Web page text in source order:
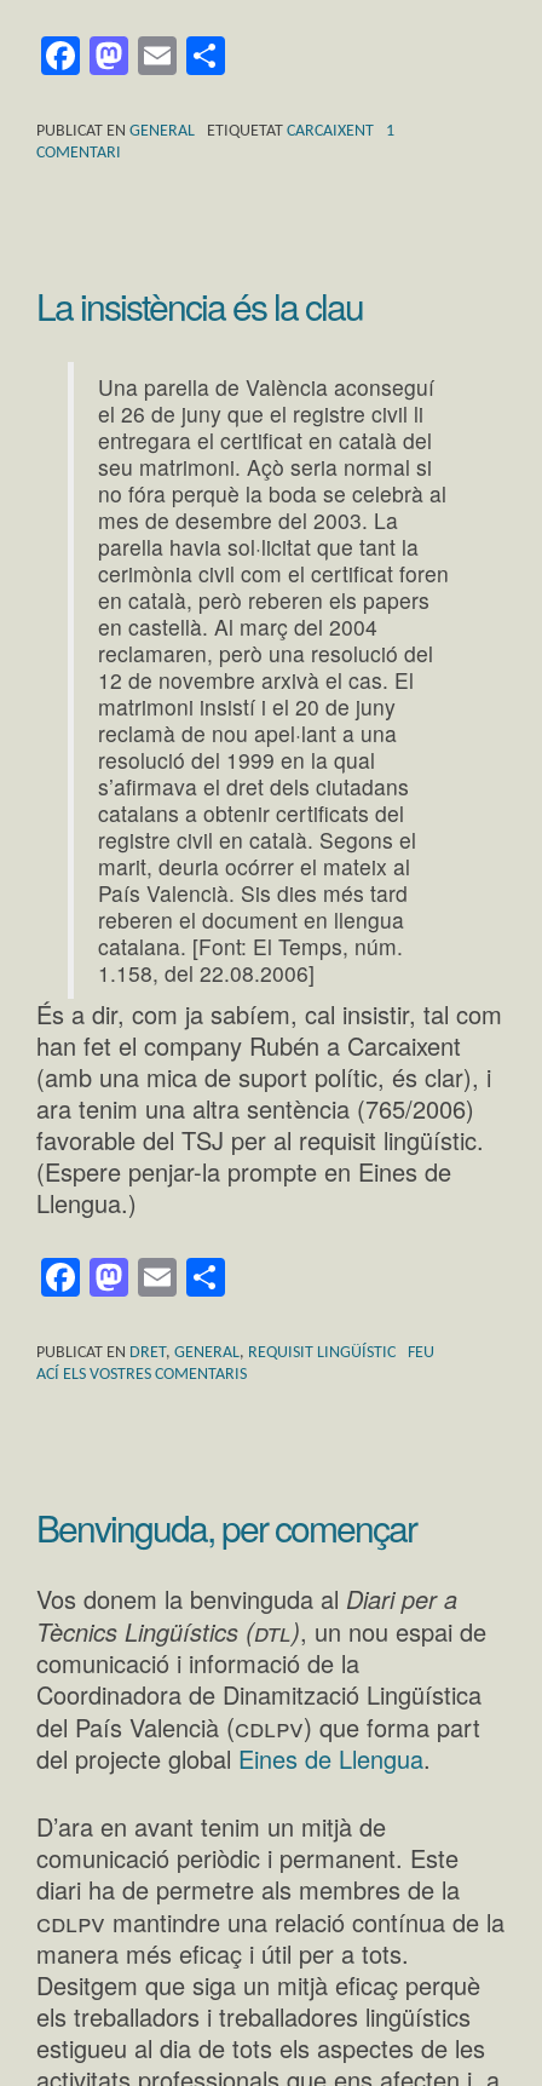
Facebook
Mastodon
Email
PUBLICAT EN GENERAL ETIQUETAT CARCAIXENT
1
COMENTARI
La insistència és la clau
Una parella de València aconseguí
el 26 de juny que el registre civil li
entregara el certificat en català del
seu matrimoni. Açò seria normal si
no fóra perquè la boda se celebrà al
mes de desembre del 2003. La
parella havia sol·licitat que tant la
cerimònia civil com el certificat foren
en català, però reberen els papers
en castellà. Al març del 2004
reclamaren, però una resolució del
12 de novembre arxivà el cas. El
matrimoni insistí i el 20 de juny
reclamà de nou apel·lant a una
resolució del 1999 en la qual
s’afirmava el dret dels ciutadans
catalans a obtenir certificats del
registre civil en català. Segons el
marit, deuria ocórrer el mateix al
País Valencià. Sis dies més tard
reberen el document en llengua
catalana. [Font: El Temps, núm.
1.158, del 22.08.2006]
És a dir, com ja sabíem, cal insistir, tal com
han fet el company Rubén a Carcaixent
(amb una mica de suport polític, és clar), i
ara tenim una altra sentència (765/2006)
favorable del TSJ per al requisit lingüístic.
(Espere penjar-la prompte en Eines de
Llengua.)
Facebook
Mastodon
Email
PUBLICAT EN DRET, GENERAL, REQUISIT LINGÜÍSTIC
FEU
ACÍ ELS VOSTRES COMENTARIS
Benvinguda, per començar
Vos donem la benvinguda al Diari per a
Tècnics Lingüístics (dtl), un nou espai de
comunicació i informació de la
Coordinadora de Dinamització Lingüística
del País Valencià (cdlpv) que forma part
del projecte global Eines de Llengua.
D’ara en avant tenim un mitjà de
comunicació periòdic i permanent. Este
diari ha de permetre als membres de la
cdlpv mantindre una relació contínua de la
manera més eficaç i útil per a tots.
Desitgem que siga un mitjà eficaç perquè
els treballadors i treballadores lingüístics
estigueu al dia de tots els aspectes de les
activitats professionals que ens afecten i, a